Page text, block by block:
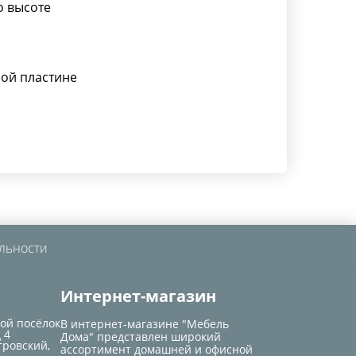
высоте
пластине
посёлок
4
Интернет-магазин
В интернет-магазине "Мебель
Дома" представлен широкий
ассортимент домашней и офисной